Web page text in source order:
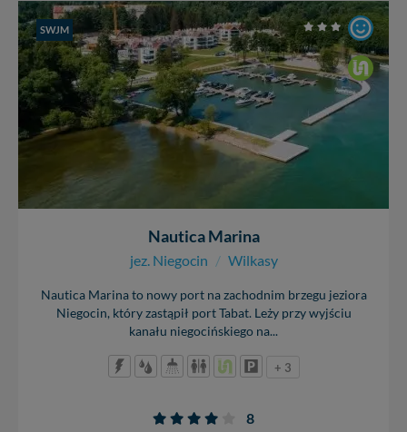
SWJM
Nautica Marina
jez. Niegocin / Wilkasy
Nautica Marina to nowy port na zachodnim brzegu jeziora
Niegocin, który zastąpił port Tabat. Leży przy wyjściu
kanału niegocińskiego na...
+ 3
8